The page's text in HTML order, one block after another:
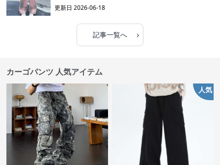
更新日2026-06-18
記事一覧へ ›
カーゴパンツ 人気アイテム
人気